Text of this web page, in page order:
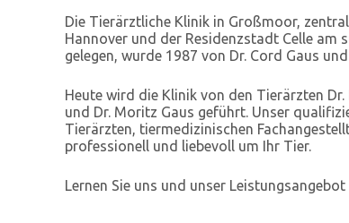
Die Tierärztliche Klinik in Großmoor,
Hannover und der Residenzstadt Celle am
gelegen, wurde 1987 von Dr. Cord Gaus
Heute wird die Klinik von den Tierärzten
und Dr. Moritz Gaus geführt. Unser
Tierärzten, tiermedizinischen
professionell und liebevoll um Ihr Tier.
Lernen Sie uns und unser